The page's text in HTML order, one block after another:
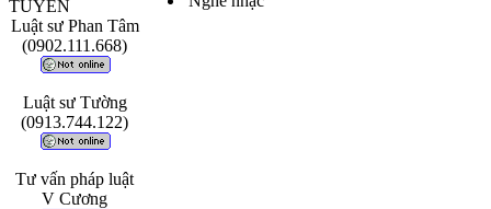
TUYẾN
Luật sư Phan Tâm
(0902.111.668)
Luật sư Tường
(0913.744.122)
Tư vấn pháp luật
V Cương